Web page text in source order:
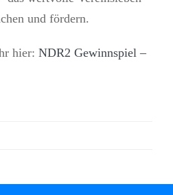
und fördern.
hier: NDR2 Gewinnspiel –